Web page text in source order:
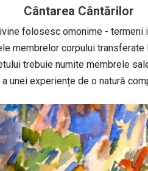
Cântarea Cântărilor
folosesc omonime - termeni
membrelor corpului transferate
trebuie numite membrele
unei experiențe de o natură